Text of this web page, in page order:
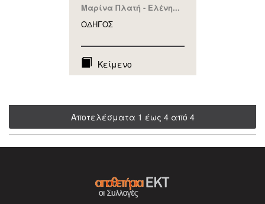
Μαρίνα Πλατή - Ελένη...
ΟΔΗΓΟΣ
Κείμενο
Αποτελέσματα 1 έως 4 από 4